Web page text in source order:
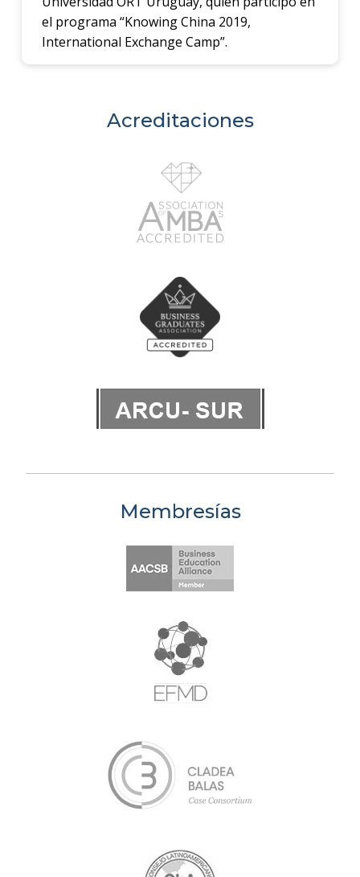
el programa “Knowing China 2019,
International Exchange Camp”.
Acreditaciones
Membresías